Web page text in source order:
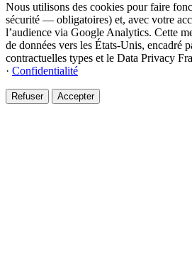
Nous utilisons des cookies pour faire
sécurité — obligatoires) et, avec votre
l’audience via Google Analytics. Cette
de données vers les États-Unis, encadré
contractuelles types et le Data Privacy
· Confidentialité
Refuser Accepter